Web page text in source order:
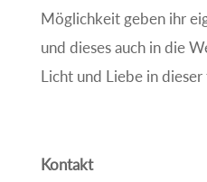
Möglichkeit geben ihr
und dieses auch in die
Licht und Liebe in
Kontakt